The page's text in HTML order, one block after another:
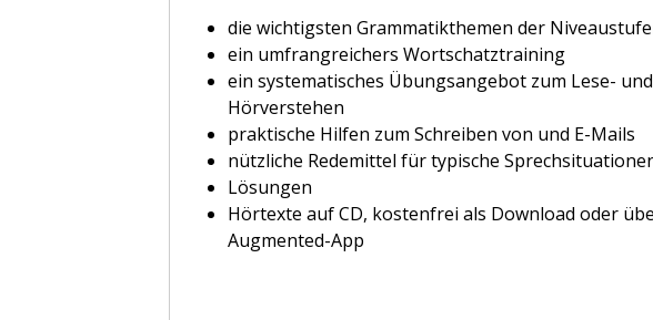
die wichtigsten Grammatikthemen der
ein umfrangreichers Wortschatztraining
ein systematisches Übungsangebot zum Lese- und
Hörverstehen
praktische Hilfen zum Schreiben von und E-Mails
nützliche Redemittel für typische
Lösungen
Hörtexte auf CD, kostenfrei als Download oder
Augmented-App